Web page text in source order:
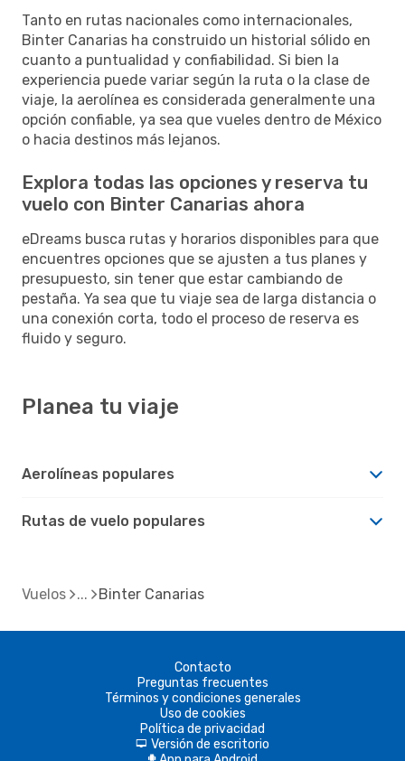
Tanto en rutas nacionales como internacionales,
Binter Canarias ha construido un historial sólido en
cuanto a puntualidad y confiabilidad. Si bien la
experiencia puede variar según la ruta o la clase de
viaje, la aerolínea es considerada generalmente una
opción confiable, ya sea que vueles dentro de México
o hacia destinos más lejanos.
Explora todas las opciones y reserva tu
vuelo con Binter Canarias ahora
eDreams busca rutas y horarios disponibles para que
encuentres opciones que se ajusten a tus planes y
presupuesto, sin tener que estar cambiando de
pestaña. Ya sea que tu viaje sea de larga distancia o
una conexión corta, todo el proceso de reserva es
fluido y seguro.
Planea tu viaje
Aerolíneas populares
Rutas de vuelo populares
Vuelos Binter Canarias
Contacto
Preguntas frecuentes
Términos y condiciones generales
Uso de cookies
Política de privacidad
d Versión de escritorio